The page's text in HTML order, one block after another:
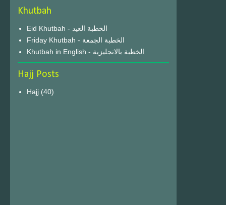
Khutbah
Eid Khutbah - الخطبة العيد
Friday Khutbah - الخطبة الجمعة
Khutbah in English - الخطبة بالانجليزية
Hajj Posts
Hajj (40)